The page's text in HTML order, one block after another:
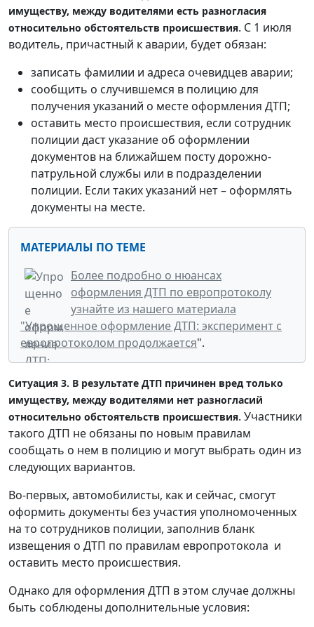
имуществу, между водителями есть разногласия
относительно обстоятельств происшествия. С 1 июля
водитель, причастный к аварии, будет обязан:
записать фамилии и адреса очевидцев аварии;
сообщить о случившемся в полицию для
получения указаний о месте оформления ДТП;
оставить место происшествия, если сотрудник
полиции даст указание об оформлении
документов на ближайшем посту дорожно-
патрульной службы или в подразделении
полиции. Если таких указаний нет – оформлять
документы на месте.
МАТЕРИАЛЫ ПО ТЕМЕ
Более подробно о нюансах
оформления ДТП по европротоколу
узнайте из нашего материала
"Упрощенное оформление ДТП: эксперимент с
европротоколом продолжается".
Ситуация 3. В результате ДТП причинен вред только
имуществу, между водителями нет разногласий
относительно обстоятельств происшествия. Участники
такого ДТП не обязаны по новым правилам
сообщать о нем в полицию и могут выбрать один из
следующих вариантов.
Во-первых, автомобилисты, как и сейчас, смогут
оформить документы без участия уполномоченных
на то сотрудников полиции, заполнив бланк
извещения о ДТП по правилам европротокола и
оставить место происшествия.
Однако для оформления ДТП в этом случае должны
быть соблюдены дополнительные условия: